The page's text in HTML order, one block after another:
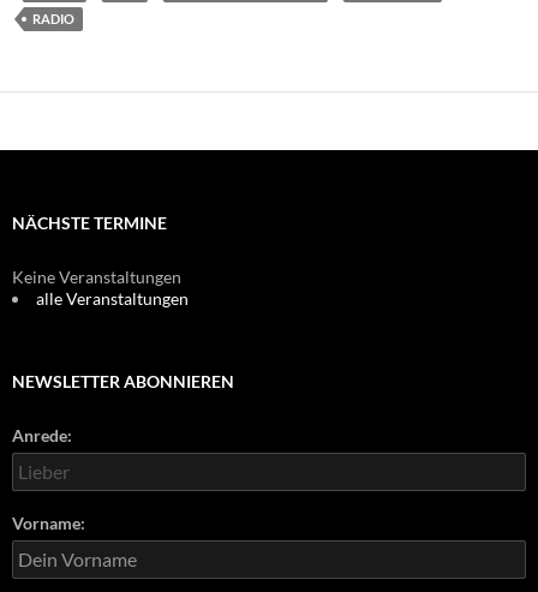
RADIO
NÄCHSTE TERMINE
Keine Veranstaltungen
alle Veranstaltungen
NEWSLETTER ABONNIEREN
Anrede:
Vorname: